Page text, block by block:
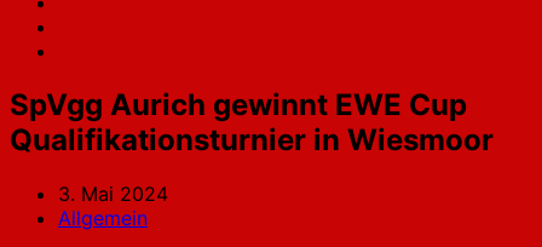
SpVgg Aurich gewinnt EWE Cup
Qualifikationsturnier in Wiesmoor
3. Mai 2024
Allgemein